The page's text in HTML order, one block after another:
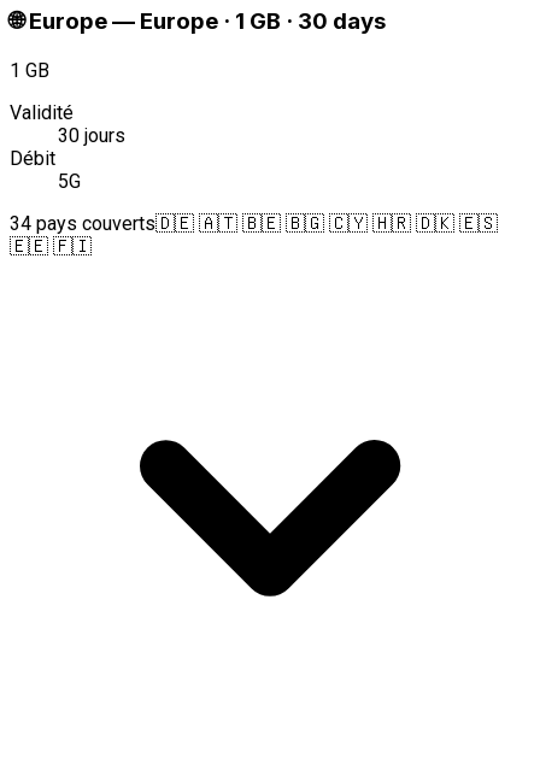
🌐 Europe— Europe · 1 GB · 30 days
1 GB
Validité
30 jours
Débit
5G
34 pays couverts🇩🇪 🇦🇹 🇧🇪 🇧🇬 🇨🇾 🇭🇷 🇩🇰 🇪🇸
🇪🇪 🇫🇮